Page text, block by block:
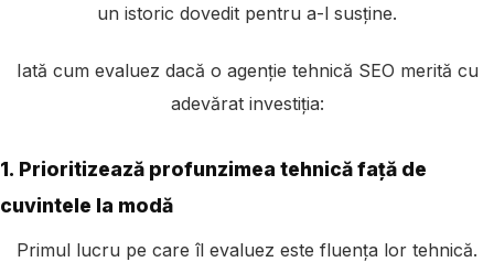
un istoric dovedit pentru a-l susține.
Iată cum evaluez dacă o agenție tehnică SEO merită cu
adevărat investiția:
1. Prioritizează profunzimea tehnică față de
cuvintele la modă
Primul lucru pe care îl evaluez este fluența lor tehnică.